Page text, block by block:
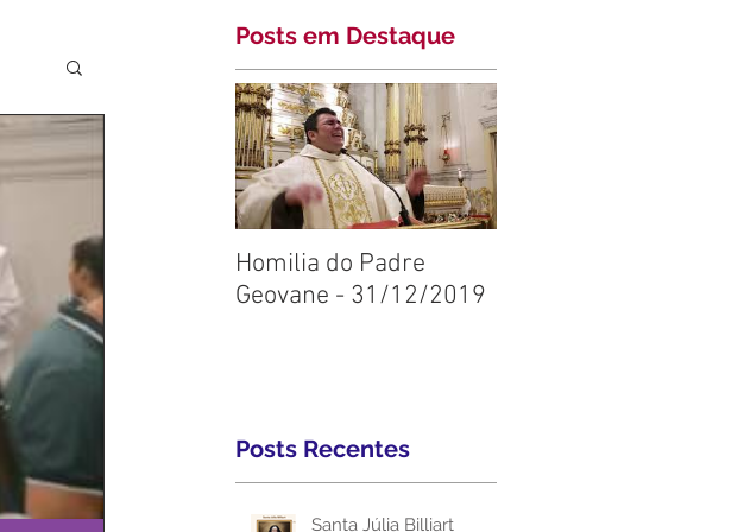
Posts em Destaque
Homilia do Padre
Geovane - 31/12/2019
Posts Recentes
Santa Júlia Billiart